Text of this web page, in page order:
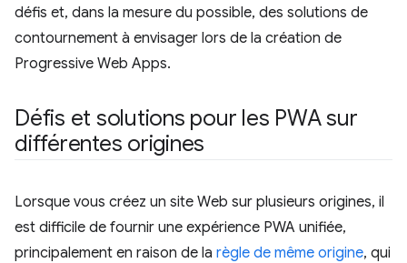
défis et, dans la mesure du possible, des solutions de
contournement à envisager lors de la création de
Progressive Web Apps.
Défis et solutions pour les PWA sur
différentes origines
Lorsque vous créez un site Web sur plusieurs origines, il
est difficile de fournir une expérience PWA unifiée,
principalement en raison de la règle de même origine, qui